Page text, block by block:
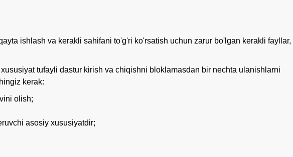
ishlash va kerakli sahifani to'g'ri ko'rsatish uchun zarur bo'lgan kerakli fayllar,
tufayli dastur kirish va chiqishni bloklamasdan bir nechta ulanishlarni
kerak:
olish;
asosiy xususiyatdir;